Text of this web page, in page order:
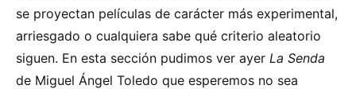
se proyectan películas de carácter más experimental,
arriesgado o cualquiera sabe qué criterio aleatorio
siguen. En esta sección pudimos ver ayer La Senda
de Miguel Ángel Toledo que esperemos no sea